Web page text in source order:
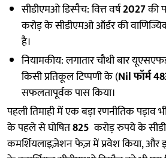
सीडीएमओ डिस्पैच: वित्त वर्ष2027की
करोड़ के सीडीएमओ ऑर्डर की
है।
नियामकीय: लगातार चौथी बार
किसी प्रतिकूल टिप्पणी के (Nil फॉर्म
सफलतापूर्वक पास किया।
पहली तिमाही में एक बड़ा रणनीतिक पड़ाव
के पहले से घोषित825 करोड़ रुपये के
कमर्शियलाइज़ेशन फेज़ में प्रवेश किया, और